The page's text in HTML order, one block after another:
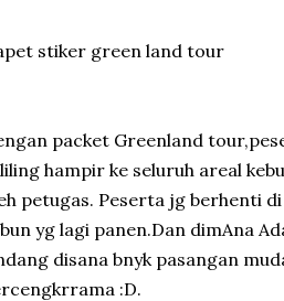
stiker green land tour
packet Greenland
hampir ke seluruh areal
petugas. Peserta jg berhenti
yg lagi panen.Dan dimAna
disana bnyk pasangan
:D.